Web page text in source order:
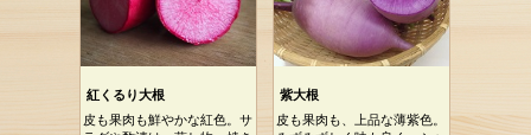
紅くるり大根
皮も果肉も鮮やかな紅色。サ
紫大根
皮も果肉も、上品な薄紫色。